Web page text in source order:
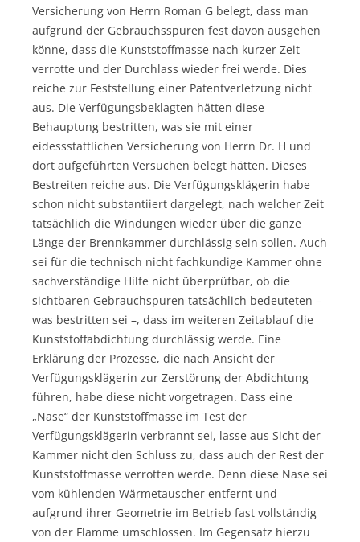
Versicherung von Herrn Roman G belegt, dass man
aufgrund der Gebrauchsspuren fest davon ausgehen
könne, dass die Kunststoffmasse nach kurzer Zeit
verrotte und der Durchlass wieder frei werde. Dies
reiche zur Feststellung einer Patentverletzung nicht
aus. Die Verfügungsbeklagten hätten diese
Behauptung bestritten, was sie mit einer
eidessstattlichen Versicherung von Herrn Dr. H und
dort aufgeführten Versuchen belegt hätten. Dieses
Bestreiten reiche aus. Die Verfügungsklägerin habe
schon nicht substantiiert dargelegt, nach welcher Zeit
tatsächlich die Windungen wieder über die ganze
Länge der Brennkammer durchlässig sein sollen. Auch
sei für die technisch nicht fachkundige Kammer ohne
sachverständige Hilfe nicht überprüfbar, ob die
sichtbaren Gebrauchspuren tatsächlich bedeuteten –
was bestritten sei –, dass im weiteren Zeitablauf die
Kunststoffabdichtung durchlässig werde. Eine
Erklärung der Prozesse, die nach Ansicht der
Verfügungsklägerin zur Zerstörung der Abdichtung
führen, habe diese nicht vorgetragen. Dass eine
„Nase“ der Kunststoffmasse im Test der
Verfügungsklägerin verbrannt sei, lasse aus Sicht der
Kammer nicht den Schluss zu, dass auch der Rest der
Kunststoffmasse verrotten werde. Denn diese Nase sei
vom kühlenden Wärmetauscher entfernt und
aufgrund ihrer Geometrie im Betrieb fast vollständig
von der Flamme umschlossen. Im Gegensatz hierzu